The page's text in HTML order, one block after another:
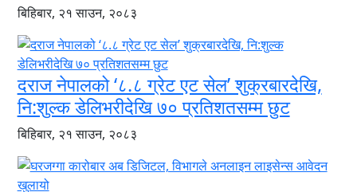
बिहिबार, २१ साउन, २०८३
दराज नेपालको ‘८.८ ग्रेट एट सेल’ शुक्रबारदेखि,
नि:शुल्क डेलिभरीदेखि ७० प्रतिशतसम्म छुट
बिहिबार, २१ साउन, २०८३